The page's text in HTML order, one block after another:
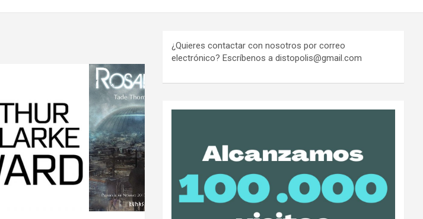
¿Quieres contactar con nosotros por correo
electrónico? Escríbenos a distopolis@gmail.com